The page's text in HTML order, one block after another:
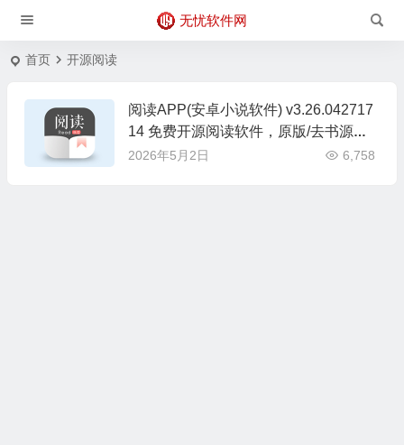
无忧软件网
首页 开源阅读
阅读APP(安卓小说软件) v3.26.042717
14 免费开源阅读软件，原版/去书源限
制版
2026年5月2日 6,758